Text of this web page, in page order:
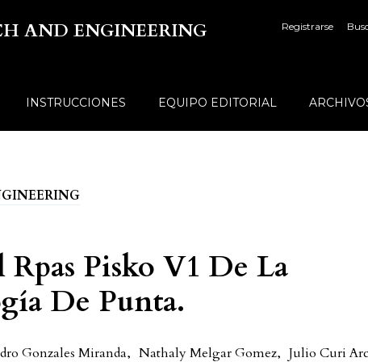
AND ENGINEERING Registrarse
INSTRUCCIONES EQUIPO EDITORIAL
Pisko V1 De La
De Punta.
Gonzales Miranda, Nathaly Melgar Gomez, Julio Curi